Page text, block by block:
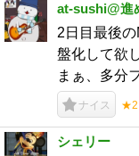
at-sushi@進
2日目最後
盤化して欲
まぁ、多分
ナイス ★2
シェリー